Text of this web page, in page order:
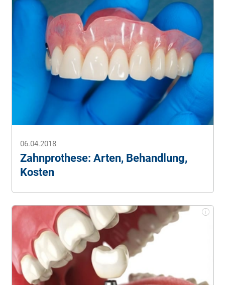
Unsere Inhalte werden auf Basis aktueller,
wissenschaftlicher Studien verfasst, von einem Team
aus zahnmedizinischen Fachpersonal und Redakteuren
erstellt, dauerhaft geprüft und optimiert.
06.04.2018
Zahnprothese: Arten, Behandlung,
Kosten